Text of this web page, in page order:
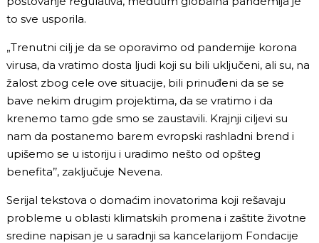
to sve usporila.
„Trenutni cilj je da se oporavimo od pandemije korona
virusa, da vratimo dosta ljudi koji su bili uključeni, ali su, na
žalost zbog cele ove situacije, bili prinuđeni da se se
bave nekim drugim projektima, da se vratimo i da
krenemo tamo gde smo se zaustavili. Krajnji ciljevi su
nam da postanemo barem evropski rashladni brend i
upišemo se u istoriju i uradimo nešto od opšteg
benefita’’, zaključuje Nevena.
Serijal tekstova o domaćim inovatorima koji rešavaju
probleme u oblasti klimatskih promena i zaštite životne
sredine napisan je u saradnji sa kancelarijom Fondacije